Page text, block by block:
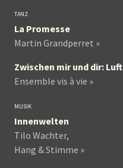
TANZ
La Promesse
Martin Grandperret »
Zwischen mir und dir: Luft
Ensemble vis à vie »
MUSIK
Innenwelten
Tilo Wachter,
Hang & Stimme »